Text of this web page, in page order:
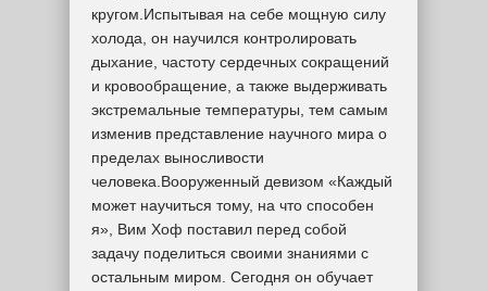
кругом.Испытывая на себе мощную силу
холода, он научился контролировать
дыхание, частоту сердечных сокращений
и кровообращение, а также выдерживать
экстремальные температуры, тем самым
изменив представление научного мира о
пределах выносливости
человека.Вооруженный девизом «Каждый
может научиться тому, на что способен
я», Вим Хоф поставил перед собой
задачу поделиться своими знаниями с
остальным миром. Сегодня он обучает